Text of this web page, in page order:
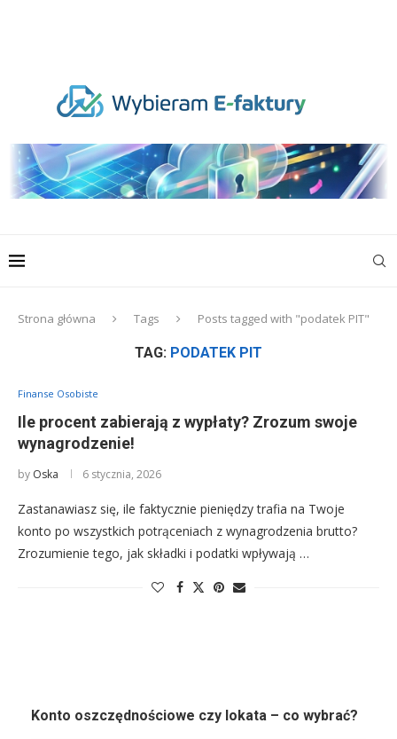
Strona główna Tags Posts tagged with "podatek PIT"
TAG: PODATEK PIT
Finanse Osobiste
Ile procent zabierają z wypłaty? Zrozum swoje
wynagrodzenie!
by Oska 6 stycznia, 2026
Zastanawiasz się, ile faktycznie pieniędzy trafia na Twoje
konto po wszystkich potrąceniach z wynagrodzenia brutto?
Zrozumienie tego, jak składki i podatki wpływają …
Konto oszczędnościowe czy lokata – co wybrać?